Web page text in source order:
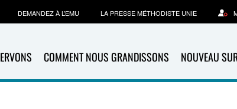
COMMENT NOUS GRANDISSONS NOUVEAU
DEMANDEZ À L’EMU LA PRESSE MÉTHODISTE UNIE